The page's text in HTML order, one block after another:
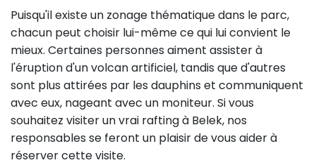
Puisqu'il existe un zonage thématique dans le parc,
chacun peut choisir lui-même ce qui lui convient le
mieux. Certaines personnes aiment assister à
l'éruption d'un volcan artificiel, tandis que d'autres
sont plus attirées par les dauphins et communiquent
avec eux, nageant avec un moniteur. Si vous
souhaitez visiter un vrai rafting à Belek, nos
responsables se feront un plaisir de vous aider à
réserver cette visite.